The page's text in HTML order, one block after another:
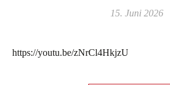
15. Juni 2026
https://youtu.be/zNrCl4HkjzU